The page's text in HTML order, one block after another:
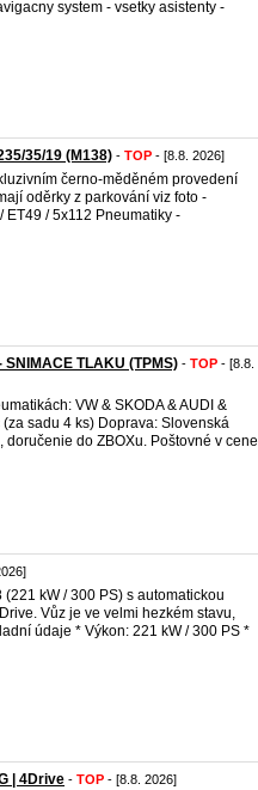
system - vsetky asistenty -
35/19 (M138) - TOP - [8.8. 2026]
černo-měděném provedení
oděrky z parkování viz foto -
/ 5x112 Pneumatiky -
SNIMACE TLAKU (TPMS) - TOP - [8.8.
VW & SKODA & AUDI &
sadu 4 ks) Doprava: Slovenská
do ZBOXu. Poštovné v cene
kW / 300 PS) s automatickou
Vůz je ve velmi hezkém stavu,
údaje * Výkon: 221 kW / 300 PS *
| 4Drive - TOP - [8.8. 2026]